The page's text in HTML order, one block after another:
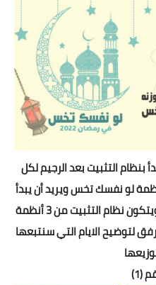
بنظام التثبيت بعد الرجيم لكل
لو نفسك تخس ويريد أن يبدأ
مرحلة التثبيت خلال شهر رمضان , ويتكون نظام التثبيت من 3 أنظمة
جدول مرفق لتوضيح الايام التي سنتبعها
(1)